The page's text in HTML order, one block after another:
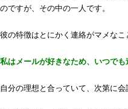
のですが、その中の一人です。
彼の特徴はとにかく連絡がマメなこ
私はメールが好きなため、いつでも
自分の理想と合っていて、次第に会